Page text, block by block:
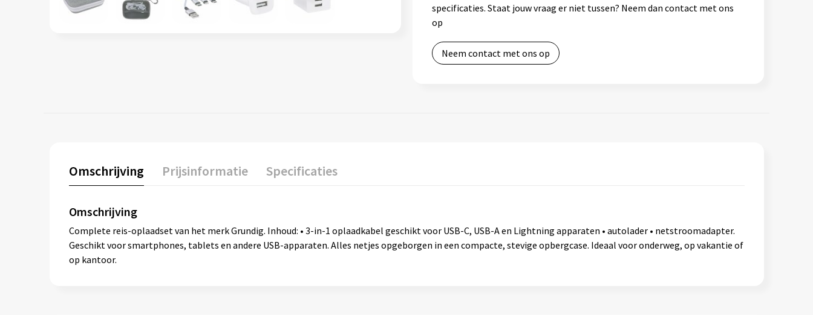
specificaties. Staat jouw vraag er niet tussen? Neem dan contact met ons
op
Neem contact met ons op
Omschrijving Prijsinformatie Specificaties
Omschrijving
Complete reis-oplaadset van het merk Grundig. Inhoud: • 3-in-1 oplaadkabel geschikt voor USB-C, USB-A en Lightning apparaten • autolader • netstroomadapter.
Geschikt voor smartphones, tablets en andere USB-apparaten. Alles netjes opgeborgen in een compacte, stevige opbergcase. Ideaal voor onderweg, op vakantie of
op kantoor.